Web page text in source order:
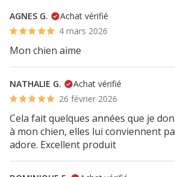
AGNES G.
Achat vérifié
4 mars 2026
Mon chien aime
NATHALIE G.
Achat vérifié
26 février 2026
Cela fait quelques années que je
à mon chien, elles lui conviennent
adore. Excellent produit